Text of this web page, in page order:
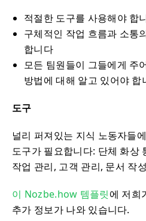
적절한 도구를 사용해야 합
구체적인 작업 흐름과 소통
합니다
모든 팀원들이 그들에게 주
방법에 대해 알고 있어야 합
도구
널리 퍼져있는 지식 노동자들
도구가 필요합니다: 단체 화상
작업 관리, 고객 관리, 문서 작
이 Nozbe.how 템플릿에 저희
추가 정보가 나와 있습니다.